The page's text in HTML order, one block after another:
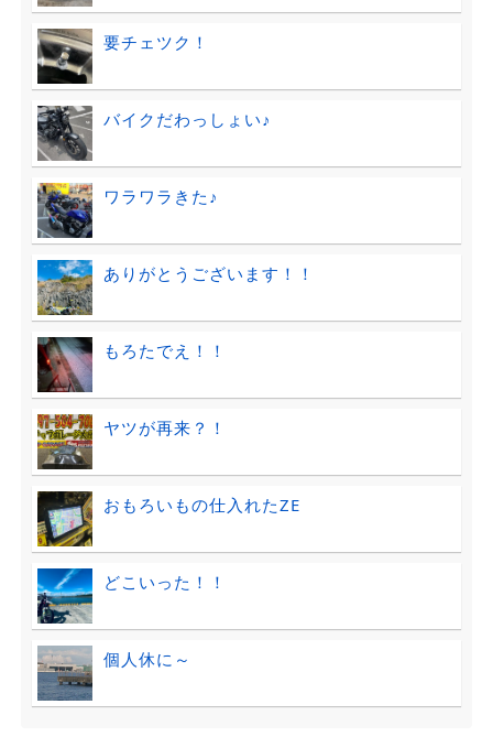
要チェツク！
バイクだわっしょい♪
ワラワラきた♪
ありがとうございます！！
もろたでえ！！
ヤツが再来？！
おもろいもの仕入れたZE
どこいった！！
個人休に～